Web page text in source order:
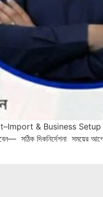
& Business Setup
সঠিক দিকনির্দেশনা সময়ের